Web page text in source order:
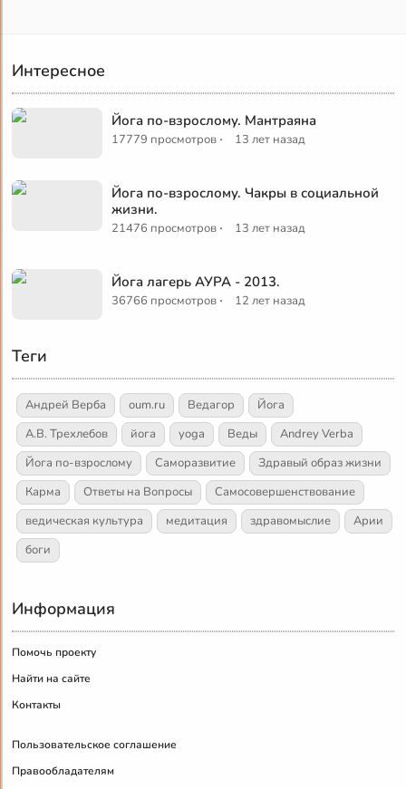
Интересное
Йога по-взрослому. Мантраяна
17779 просмотров · 13 лет назад
Йога по-взрослому. Чакры в социальной
жизни.
21476 просмотров · 13 лет назад
Йога лагерь АУРА - 2013.
36766 просмотров · 12 лет назад
Теги
Андрей Верба oum.ru Ведагор
Йога
А.В. Трехлебов
йога yoga Веды
Andrey Verba
Йога по-взрослому
Саморазвитие
Здравый образ жизни
Карма
Ответы на Вопросы
Самосовершенствование
ведическая культура
медитация здравомыслие
Арии
боги
Информация
Помочь проекту
Найти на сайте
Контакты
Пользовательское соглашение
Правообладателям